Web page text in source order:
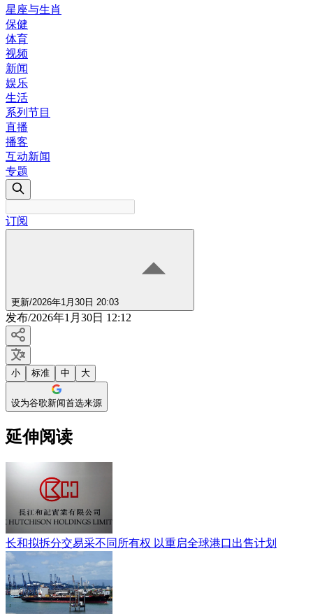
星座与生肖
保健
体育
视频
新闻
娱乐
生活
系列节目
直播
播客
互动新闻
专题
订阅
更新/2026年1月30日 20:03
发布/2026年1月30日 12:12
小 标准 中 大
设为谷歌新闻首选来源
延伸阅读
长和拟拆分交易采不同所有权 以重启全球港口出售计划